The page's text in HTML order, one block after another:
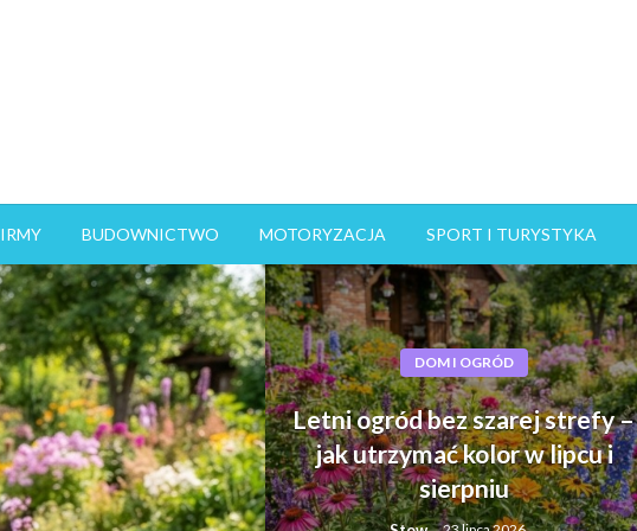
BUDOWNICTWO MOTORYZACJA SPORT I TURYSTYKA
DOM I OGRÓD
Letni ogród bez szarej strefy –
jak utrzymać kolor w lipcu i
sierpniu